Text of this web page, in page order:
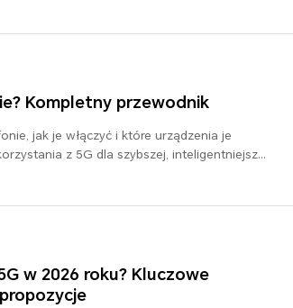
Kompletny przewodnik
jak je włączyć i które urządzenia je
z 5G dla szybszej, inteligentniejszej
w 2026 roku? Kluczowe